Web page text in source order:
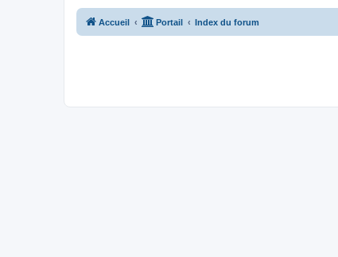
Accueil Portail Index du forum